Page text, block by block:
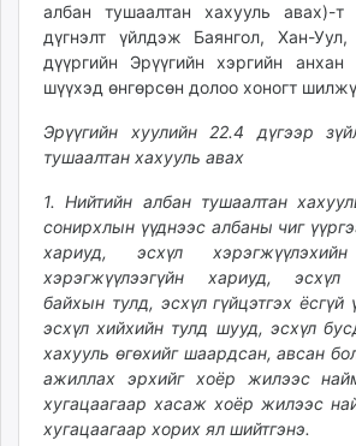
times.mn
tvmongolia.mn
mass.mn
assa.mn
toim.mn
tac.mn
paparazzi.mn
unread.today
албан тушаалтан хахууль авах)-т
дүгнэлт үйлдэж Баянгол, Хан-Уул,
дүүргийн Эрүүгийн хэргийн
шүүхэд өнгөрсөн долоо хоногт
Эрүүгийн хуулийн 22.4 дүгээр
тушаалтан хахууль авах
1. Нийтийн албан тушаалтан
сонирхлын үүднээс албаны чиг
хариуд, эсхүл
хэрэгжүүлээгүйн хариуд, эсхүл
байхын тулд, эсхүл гүйцэтгэх ёсгүй
эсхүл хийхийн тулд шууд, эсхүл
хахууль өгөхийг шаардсан, авсан
ажиллах эрхийг хоёр жилээс
хугацаагаар хасаж хоёр жилээс
хугацаагаар хорих ял шийтгэнэ.